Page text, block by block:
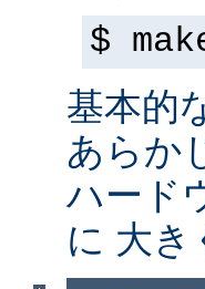
$
基本的
あらか
ハード
に 大